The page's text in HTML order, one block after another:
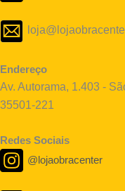
Endereço
Av. Autorama, 1.403 -
35501-221
Redes Sociais
@lojaobracenter